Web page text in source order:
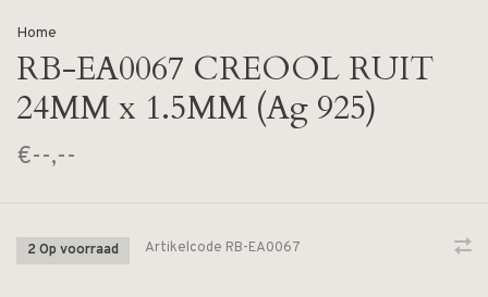
Home
RB-EA0067 CREOOL RUIT
24MM x 1.5MM (Ag 925)
€--,--
2 Op voorraad Artikelcode RB-EA0067